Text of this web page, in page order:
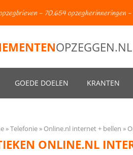
- 70.654 opzegherinneringen -
OPZEGGEN.NL
GOEDE DOELEN KRANTEN
Telefonie Online.nl internet + bellen
ONLINE.NL